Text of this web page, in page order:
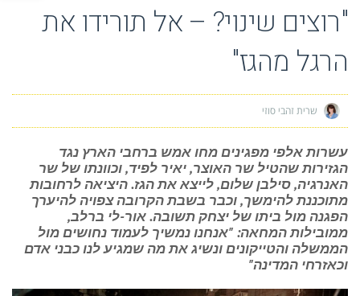
"רוצים שינוי? – אל תורידו את
הרגל מהגז"
שרית זהבי סוזי
עשרות אלפי מפגינים מחו אמש ברחבי הארץ נגד
הגזירות שהטיל שר האוצר, יאיר לפיד, וכוונתו של שר
האנרגיה, סילבן שלום, לייצא את הגז. היציאה לרחובות
מתוכננת להימשך, וכבר בשבת הקרובה צפויה להיערך
הפגנה מול ביתו של יצחק תשובה. אור-לי ברלב,
ממובילות המחאה: "אנחנו נמשיך לעמוד נחושים מול
הממשלה והטייקונים ונשיג את מה שמגיע לנו כבני אדם
וכאזרחי המדינה"